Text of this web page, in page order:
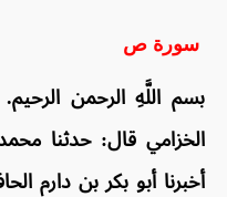
سورة ص
بسم اللَّهِ الرحمن
الخزامي قال: حدثنا
أخبرنا أبو بكر بن دارم